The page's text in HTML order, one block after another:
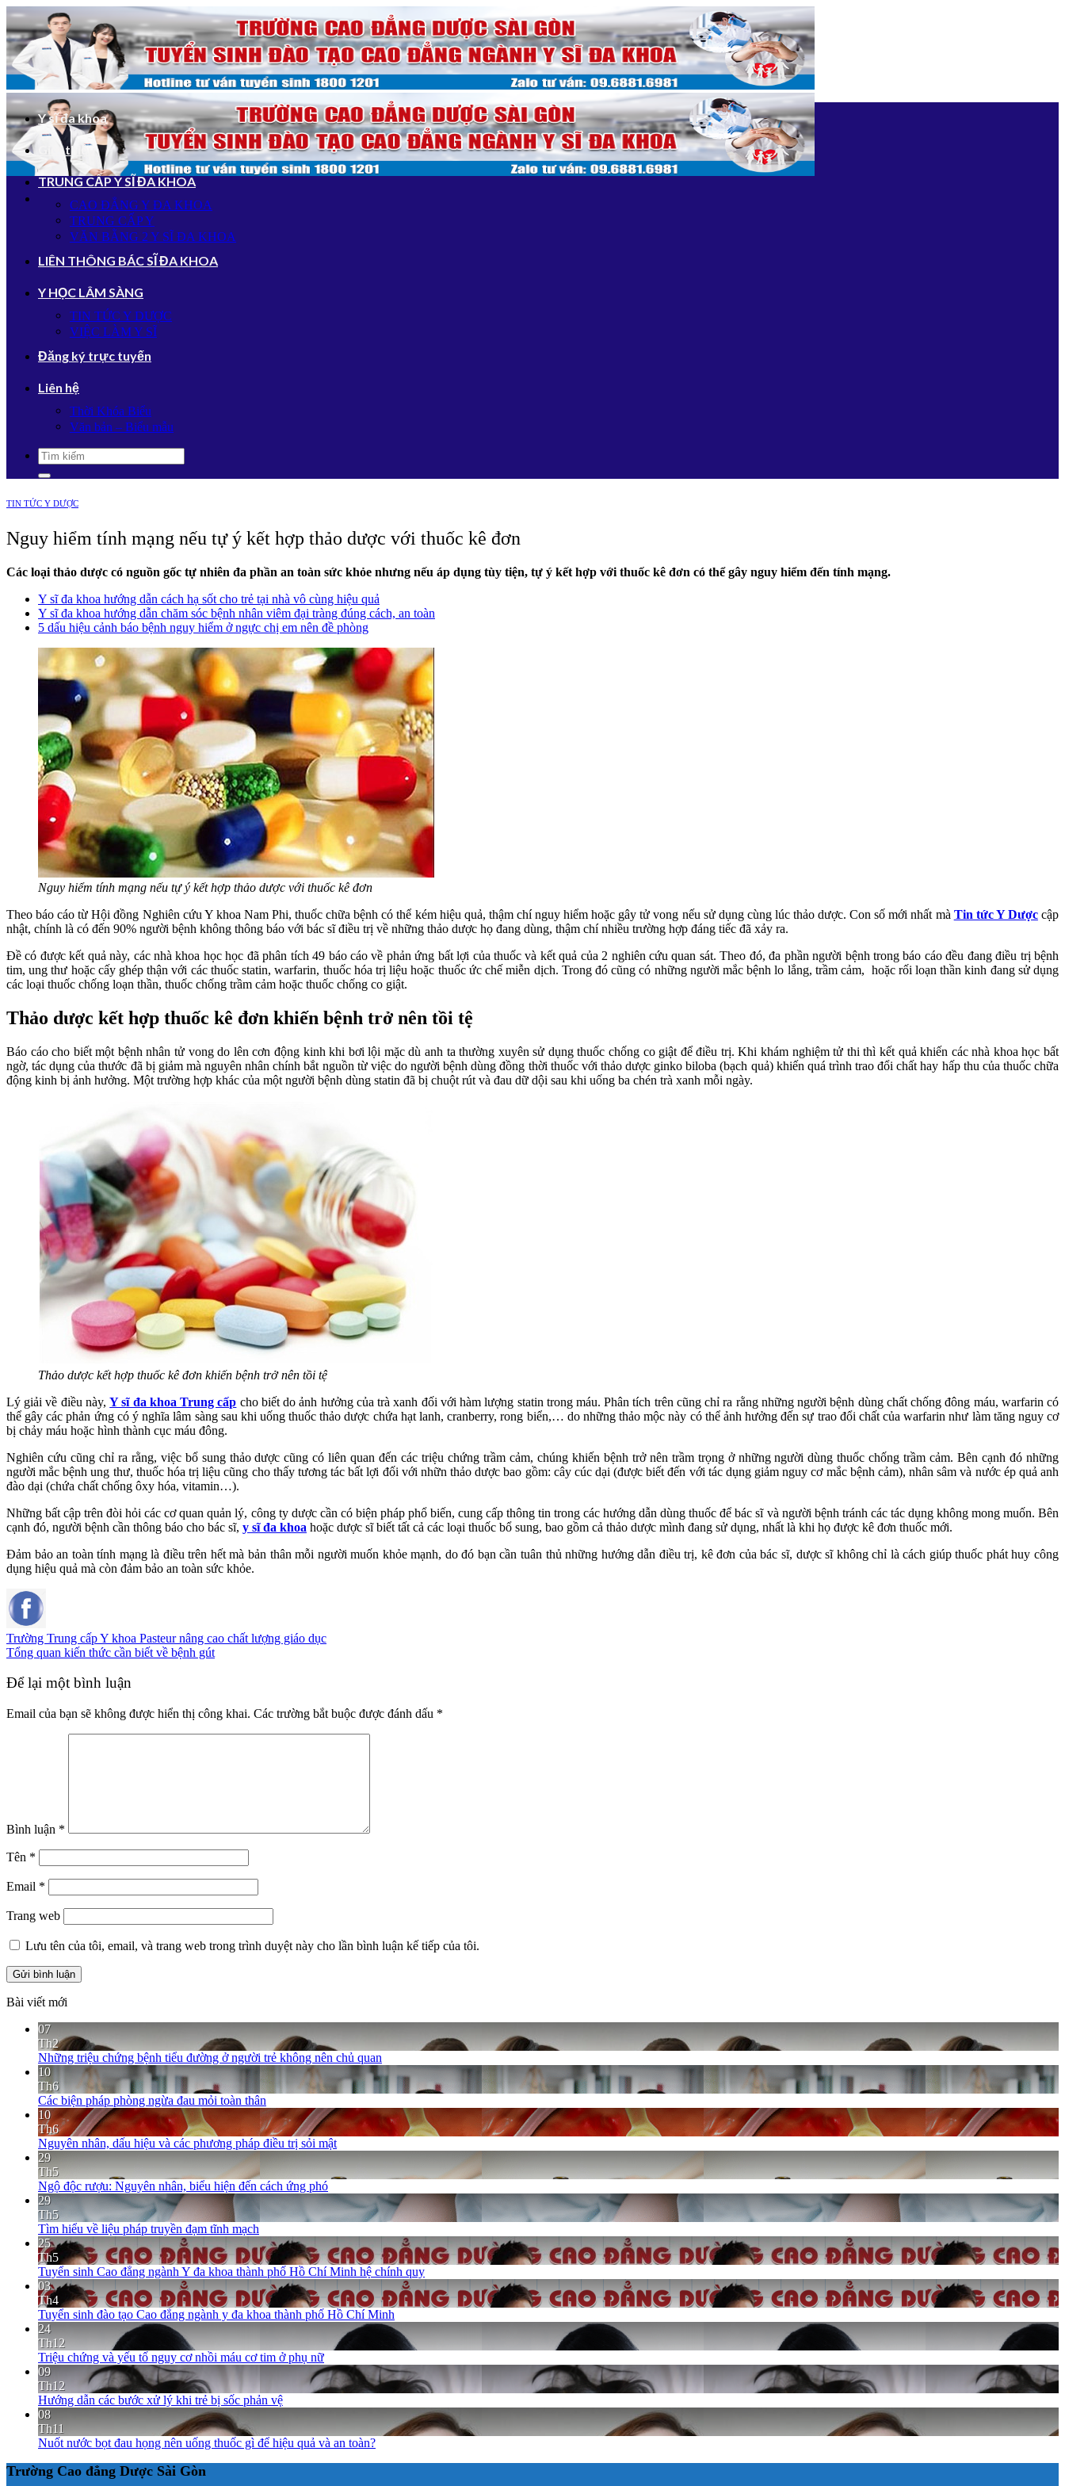
Bỏ
qua
nội
dung
Y sĩ đa khoa
Giới thiệu
TRUNG CẤP Y SĨ ĐA KHOA
CAO ĐẲNG Y ĐA KHOA
TRUNG CẤP Y
VĂN BẰNG 2 Y SĨ ĐA KHOA
LIÊN THÔNG BÁC SĨ ĐA KHOA
Y HỌC LÂM SÀNG
TIN TỨC Y DƯỢC
VIỆC LÀM Y SĨ
Đăng ký trực tuyến
Liên hệ
Thời Khóa Biểu
Văn bản – Biểu mẫu
TIN TỨC Y DƯỢC
Nguy hiểm tính mạng nếu tự ý kết hợp thảo dược với thuốc kê đơn
Các loại thảo dược có nguồn gốc tự nhiên đa phần an toàn sức khỏe nhưng nếu áp dụng tùy tiện, tự ý kết hợp với thuốc kê đơn có thể gây nguy hiểm đến tính mạng.
Y sĩ đa khoa hướng dẫn cách hạ sốt cho trẻ tại nhà vô cùng hiệu quả
Y sĩ đa khoa hướng dẫn chăm sóc bệnh nhân viêm đại tràng đúng cách, an toàn
5 dấu hiệu cảnh báo bệnh nguy hiểm ở ngực chị em nên đề phòng
Nguy hiểm tính mạng nếu tự ý kết hợp thảo dược với thuốc kê đơn
Theo báo cáo từ Hội đồng Nghiên cứu Y khoa Nam Phi, thuốc chữa bệnh có thể kém hiệu quả, thậm chí nguy hiểm hoặc gây tử vong nếu sử dụng cùng lúc thảo dược. Con số mới nhất mà Tin tức Y Dượccập
nhật, chính là có đến 90% người bệnh không thông báo với bác sĩ điều trị về những thảo dược họ đang dùng, thậm chí nhiều trường hợp đáng tiếc đã xảy ra.
Đề có được kết quả này, các nhà khoa học học đã phân tích 49 báo cáo về phản ứng bất lợi của thuốc và kết quả của 2 nghiên cứu quan sát. Theo đó, đa phần người bệnh trong báo cáo đều đang điều trị bệnh
tim, ung thư hoặc cấy ghép thận với các thuốc statin, warfarin, thuốc hóa trị liệu hoặc thuốc ức chế miễn dịch. Trong đó cũng có những người mắc bệnh lo lắng, trầm cảm, hoặc rối loạn thần kinh đang sử dụng
các loại thuốc chống loạn thần, thuốc chống trầm cảm hoặc thuốc chống co giật.
Thảo dược kết hợp thuốc kê đơn khiến bệnh trở nên tồi tệ
Báo cáo cho biết một bệnh nhân tử vong do lên cơn động kinh khi bơi lội mặc dù anh ta thường xuyên sử dụng thuốc chống co giật để điều trị. Khi khám nghiệm tử thi thì kết quả khiến các nhà khoa học bất
ngờ, tác dụng của thước đã bị giảm mà nguyên nhân chính bắt nguồn từ việc do người bệnh dùng đồng thời thuốc với thảo dược ginko biloba (bạch quả) khiến quá trình trao đổi chất hay hấp thu của thuốc chữa
động kinh bị ảnh hưởng. Một trường hợp khác của một người bệnh dùng statin đã bị chuột rút và đau dữ dội sau khi uống ba chén trà xanh mỗi ngày.
Thảo dược kết hợp thuốc kê đơn khiến bệnh trở nên tồi tệ
Lý giải về điều này,Y sĩ đa khoa Trung cấp cho biết do ảnh hưởng của trà xanh đối với hàm lượng statin trong máu. Phân tích trên cũng chỉ ra rằng những người bệnh dùng chất chống đông máu, warfarin có
thể gây các phản ứng có ý nghĩa lâm sàng sau khi uống thuốc thảo dược chứa hạt lanh, cranberry, rong biển,… do những thảo mộc này có thể ảnh hưởng đến sự trao đổi chất của warfarin như làm tăng nguy cơ
bị chảy máu hoặc hình thành cục máu đông.
Nghiên cứu cũng chỉ ra rằng, việc bổ sung thảo dược cũng có liên quan đến các triệu chứng trầm cảm, chúng khiến bệnh trở nên trầm trọng ở những người dùng thuốc chống trầm cảm. Bên cạnh đó những
người mắc bệnh ung thư, thuốc hóa trị liệu cũng cho thấy tương tác bất lợi đối với nhữn thảo dược bao gồm: cây cúc dại (được biết đến với tác dụng giảm nguy cơ mắc bệnh cảm), nhân sâm và nước ép quả anh
đào dại (chứa chất chống ôxy hóa, vitamin…).
Những bất cập trên đòi hỏi các cơ quan quản lý, công ty dược cần có biện pháp phổ biến, cung cấp thông tin trong các hướng dẫn dùng thuốc để bác sĩ và người bệnh tránh các tác dụng không mong muốn. Bên
cạnh đó, người bệnh cần thông báo cho bác sĩ, y sĩ đa khoa hoặc dược sĩ biết tất cả các loại thuốc bổ sung, bao gồm cả thảo dược mình đang sử dụng, nhất là khi họ được kê đơn thuốc mới.
Đảm bảo an toàn tính mạng là điều trên hết mà bản thân mỗi người muốn khỏe mạnh, do đó bạn cần tuân thủ những hướng dẫn điều trị, kê đơn của bác sĩ, dược sĩ không chỉ là cách giúp thuốc phát huy công
dụng hiệu quả mà còn đảm bảo an toàn sức khỏe.
Trường Trung cấp Y khoa Pasteur nâng cao chất lượng giáo dục
Tổng quan kiến thức cần biết về bệnh gút
Để lại một bình luận
Email của bạn sẽ không được hiển thị công khai. Các trường bắt buộc được đánh dấu *
Bình luận *
Tên *
Email *
Trang web
Lưu tên của tôi, email, và trang web trong trình duyệt này cho lần bình luận kế tiếp của tôi.
Bài viết mới
07
Th2
Những triệu chứng bệnh tiểu đường ở người trẻ không nên chủ quan
10
Th6
Các biện pháp phòng ngừa đau mỏi toàn thân
10
Th6
Nguyên nhân, dấu hiệu và các phương pháp điều trị sỏi mật
29
Th5
Ngộ độc rượu: Nguyên nhân, biểu hiện đến cách ứng phó
29
Th5
Tìm hiểu về liệu pháp truyền đạm tĩnh mạch
25
Th5
Tuyển sinh Cao đẳng ngành Y đa khoa thành phố Hồ Chí Minh hệ chính quy
03
Th4
Tuyển sinh đào tạo Cao đẳng ngành y đa khoa thành phố Hồ Chí Minh
24
Th12
Triệu chứng và yếu tố nguy cơ nhồi máu cơ tim ở phụ nữ
09
Th12
Hướng dẫn các bước xử lý khi trẻ bị sốc phản vệ
08
Th11
Nuốt nước bọt đau họng nên uống thuốc gì để hiệu quả và an toàn?
Trường Cao đẳng Dược Sài Gòn